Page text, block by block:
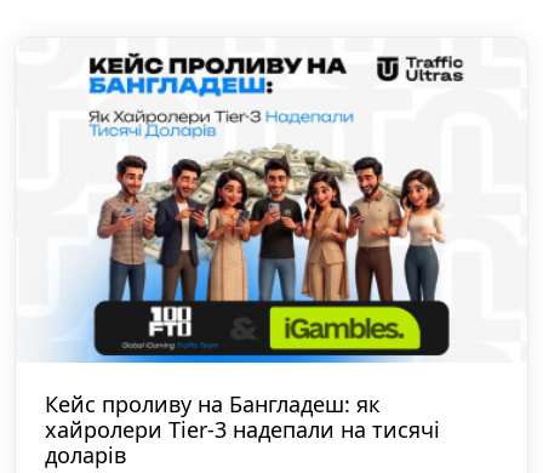
Кейс проливу на Бангладеш: як
хайролери Tier-3 надепали на тисячі
доларів